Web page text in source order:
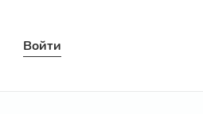
Войти